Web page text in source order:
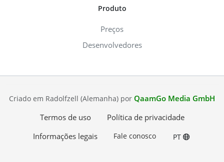
Produto
Preços
Desenvolvedores
Criado em Radolfzell (Alemanha) por QaamGo Media GmbH
Termos de uso
Política de privacidade
Informações legais
Fale conosco PT